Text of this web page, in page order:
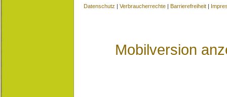
Datenschutz | Verbraucherrechte | Barrierefreiheit |
Mobilversion